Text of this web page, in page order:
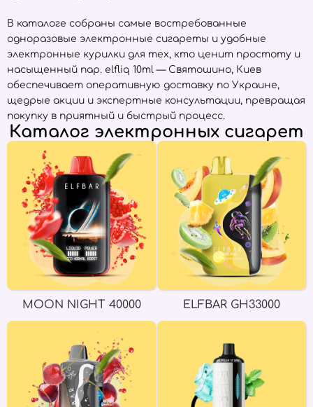
В каталоге собраны самые востребованные
одноразовые электронные сигареты и удобные
электронные курилки для тех, кто ценит простоту и
насыщенный пар. elfliq 10ml — Святошино, Киев
обеспечивает оперативную доставку по Украине,
щедрые акции и экспертные консультации, превращая
покупку в приятный и быстрый процесс.
Каталог электронных сигарет
MOON NIGHT 40000 ELFBAR GH33000